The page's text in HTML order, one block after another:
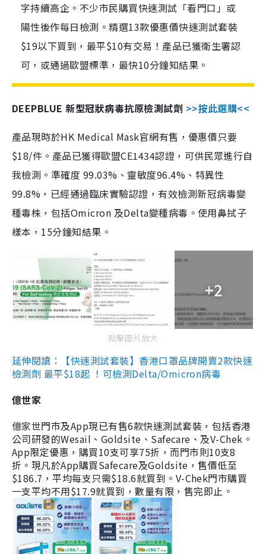
字持續高企。不少市民購買快速測試「看門口」或
陽性後作每日檢測。精選13款優惠價快速測試套裝
$19以下買到，最平$10有交易！產品已獲衛生署認
可，或通過歐盟標準，最快10分鐘知結果。
DEEPBLUE 新型冠狀病毒抗原檢測試劑 >>按此選購<<
產品現時於HK Medical Mask官網有售，優惠價只要
$18/件。產品已獲得歐盟CE1434認證，可供民眾進行自
我檢測。準確度 99.03%、靈敏度96.4%、特異性
99.8%，已經通過臨床實驗認證，有效檢測新冠病毒變
種毒株，包括Omicron 及Delta變種病毒。使用鼻拭子
樣本，15分鐘知結果。
+2
點擊圖片放大
延伸閱讀：【快速測試套裝】香港口罩品牌開賣2款快速
檢測劑 最平$18起 ！可檢測Delta/Omicron病毒
億世家
億家世門市及App現已有售6款快速測試套裝，包括香港
公司研發的Wesail、Goldsite、Safecare、及V-Chek。
App限定優惠，購買10支可享75折，而門市則10支8
折。現凡於App購買Safecare及Goldsite，售價低至
$186.7，平均每支只需$18.6就買到。V-Chek門市購買
一支平均不用$17.9就買到，數量有限，售完即止。